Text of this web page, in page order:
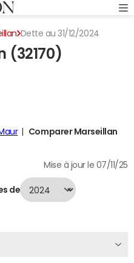
Dette au 31/12/2024
(32170)
Comparer Marseillan
Mise à jour le 07/11/25
de